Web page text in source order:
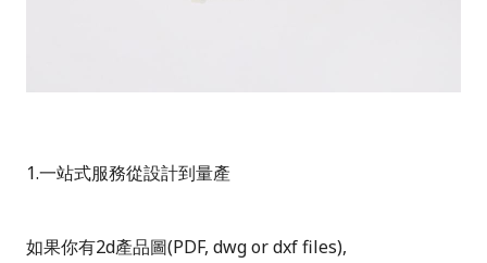
1.一站式服務從設計到量產
如果你有2d產品圖(PDF, dwg or dxf files),